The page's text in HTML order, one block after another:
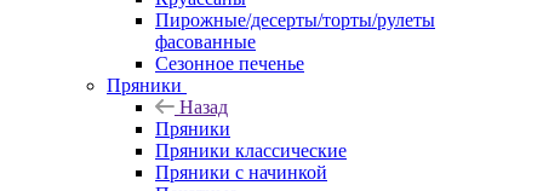
Пирожные/десерты/торты/рулеты
фасованные
Сезонное печенье
Пряники
Назад
Пряники
Пряники классические
Пряники с начинкой